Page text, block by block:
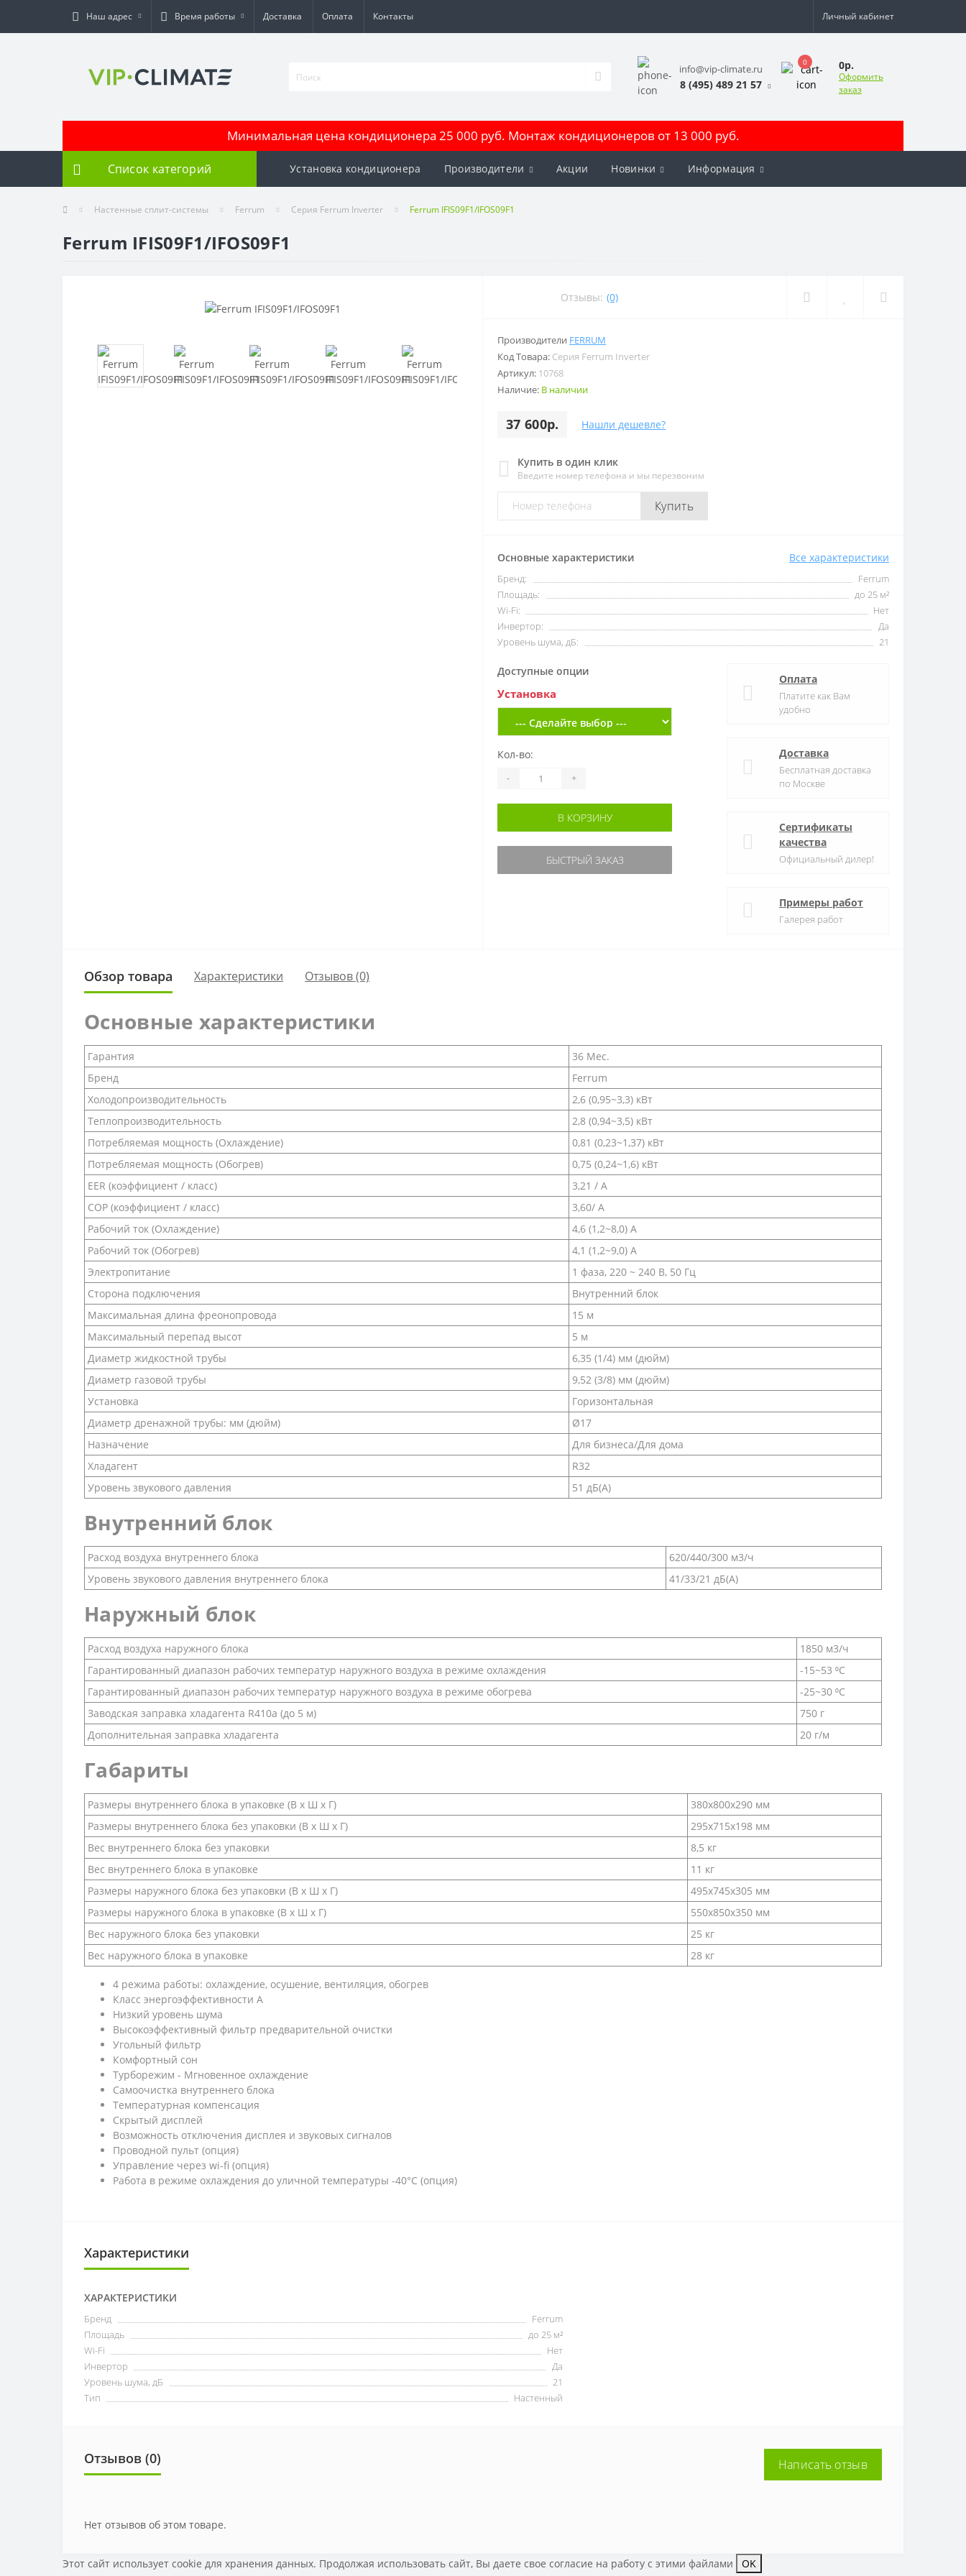
Наш адрес Время работы Доставка Оплата Контакты Личный кабинет
info@vip-climate.ru
8 (495) 489 21 57
0 0р.
Оформить
заказ
Минимальная цена кондиционера 25 000 руб. Монтаж кондиционеров от 13 000 руб.
Список категорий Установка кондиционера Производители Акции Новинки Информация
Настенные сплит-системы Ferrum Серия Ferrum Inverter Ferrum IFIS09F1/IFOS09F1
Ferrum IFIS09F1/IFOS09F1
Отзывы: (0)
Производители FERRUM
Код Товара: Серия Ferrum Inverter
Артикул: 10768
Наличие: В наличии
37 600р. Нашли дешевле?
Купить в один клик
Введите номер телефона и мы перезвоним
Купить
Основные характеристики Все характеристики
Бренд:
Ferrum
Площадь:
до 25 м²
Wi-Fi:
Нет
Инвертор:
Да
Уровень шума, дБ:
21
Доступные опции
Установка
Кол-во:
- +
В КОРЗИНУ
БЫСТРЫЙ ЗАКАЗ
Оплата
Платите как Вам
удобно
Доставка
Бесплатная доставка
по Москве
Сертификаты
качества
Официальный дилер!
Примеры работ
Галерея работ
Обзор товара Характеристики Отзывов (0)
Основные характеристики
Гарантия
36 Мес.
Бренд
Ferrum
Холодопроизводительность
2,6 (0,95~3,3) кВт
Теплопроизводительность
2,8 (0,94~3,5) кВт
Потребляемая мощность (Охлаждение)
0,81 (0,23~1,37) кВт
Потребляемая мощность (Обогрев)
0,75 (0,24~1,6) кВт
EER (коэффициент / класс)
3,21 / А
COP (коэффициент / класс)
3,60/ А
Рабочий ток (Охлаждение)
4,6 (1,2~8,0) A
Рабочий ток (Обогрев)
4,1 (1,2~9,0) А
Электропитание
1 фаза, 220 ~ 240 В, 50 Гц
Сторона подключения
Внутренний блок
Максимальная длина фреонопровода
15 м
Максимальный перепад высот
5 м
Диаметр жидкостной трубы
6,35 (1/4) мм (дюйм)
Диаметр газовой трубы
9,52 (3/8) мм (дюйм)
Установка
Горизонтальная
Диаметр дренажной трубы: мм (дюйм)
Ø17
Назначение
Для бизнеса/Для дома
Хладагент
R32
Уровень звукового давления
51 дБ(А)
Внутренний блок
Расход воздуха внутреннего блока
620/440/300 м3/ч
Уровень звукового давления внутреннего блока
41/33/21 дБ(А)
Наружный блок
Расход воздуха наружного блока
1850 м3/ч
Гарантированный диапазон рабочих температур наружного воздуха в режиме охлаждения
-15~53 ⁰С
Гарантированный диапазон рабочих температур наружного воздуха в режиме обогрева
-25~30 ⁰С
Заводская заправка хладагента R410a (до 5 м)
750 г
Дополнительная заправка хладагента
20 г/м
Габариты
Размеры внутреннего блока в упаковке (В х Ш х Г)
380х800х290 мм
Размеры внутреннего блока без упаковки (В х Ш х Г)
295х715х198 мм
Вес внутреннего блока без упаковки
8,5 кг
Вес внутреннего блока в упаковке
11 кг
Размеры наружного блока без упаковки (В х Ш х Г)
495х745х305 мм
Размеры наружного блока в упаковке (В х Ш х Г)
550х850х350 мм
Вес наружного блока без упаковки
25 кг
Вес наружного блока в упаковке
28 кг
4 режима работы: охлаждение, осушение, вентиляция, обогрев
Класс энергоэффективности А
Низкий уровень шума
Высокоэффективный фильтр предварительной очистки
Угольный фильтр
Комфортный сон
Турборежим - Мгновенное охлаждение
Самоочистка внутреннего блока
Температурная компенсация
Скрытый дисплей
Возможность отключения дисплея и звуковых сигналов
Проводной пульт (опция)
Управление через wi-fi (опция)
Работа в режиме охлаждения до уличной температуры -40°С (опция)
Характеристики
ХАРАКТЕРИСТИКИ
Бренд
Ferrum
Площадь
до 25 м²
Wi-Fi
Нет
Инвертор
Да
Уровень шума, дБ
21
Тип
Настенный
Отзывов (0) Написать отзыв
Нет отзывов об этом товаре.
Этот сайт использует cookie для хранения данных. Продолжая использовать сайт, Вы даете свое согласие на работу с этими файлами OK